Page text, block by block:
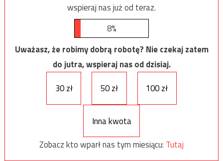
wspieraj nas już od teraz.
8%
Uważasz, że robimy dobrą robotę? Nie czekaj zatem
do jutra, wspieraj nas od dzisiaj.
30 zł
50 zł 100 zł
Inna kwota
Zobacz kto wparł nas tym miesiącu: Tutaj